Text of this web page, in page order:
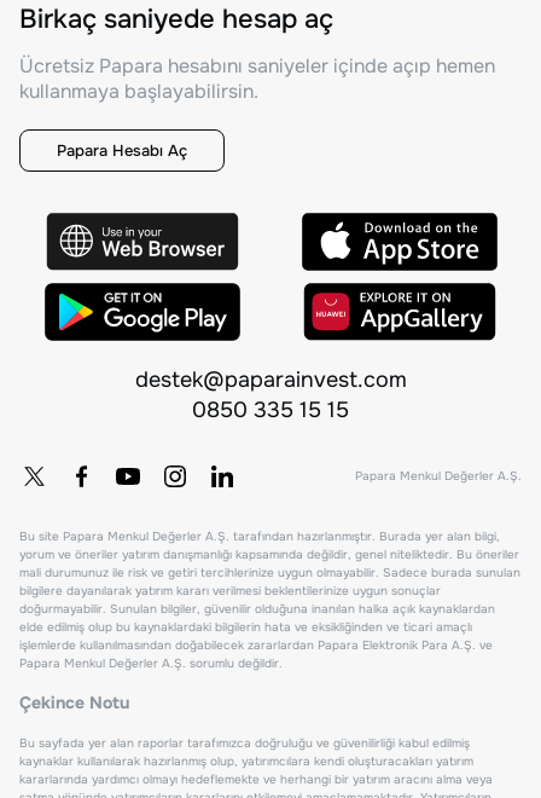
Birkaç saniyede hesap aç
Ücretsiz Papara hesabını saniyeler içinde açıp hemen
kullanmaya başlayabilirsin.
Papara Hesabı Aç
destek@paparainvest.com
0850 335 15 15
Papara Menkul Değerler A.Ş.
Bu site Papara Menkul Değerler A.Ş. tarafından hazırlanmıştır. Burada yer alan bilgi,
yorum ve öneriler yatırım danışmanlığı kapsamında değildir, genel niteliktedir. Bu öneriler
mali durumunuz ile risk ve getiri tercihlerinize uygun olmayabilir. Sadece burada sunulan
bilgilere dayanılarak yatırım kararı verilmesi beklentilerinize uygun sonuçlar
doğurmayabilir. Sunulan bilgiler, güvenilir olduğuna inanılan halka açık kaynaklardan
elde edilmiş olup bu kaynaklardaki bilgilerin hata ve eksikliğinden ve ticari amaçlı
işlemlerde kullanılmasından doğabilecek zararlardan Papara Elektronik Para A.Ş. ve
Papara Menkul Değerler A.Ş. sorumlu değildir.
Çekince Notu
Bu sayfada yer alan raporlar tarafımızca doğruluğu ve güvenilirliği kabul edilmiş
kaynaklar kullanılarak hazırlanmış olup, yatırımcılara kendi oluşturacakları yatırım
kararlarında yardımcı olmayı hedeflemekte ve herhangi bir yatırım aracını alma veya